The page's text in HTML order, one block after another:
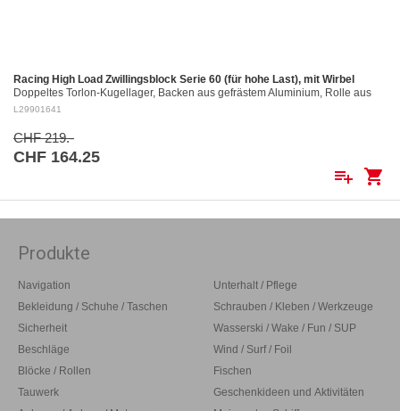
Racing High Load Zwillingsblock Serie 60 (für hohe Last), mit Wirbel
Doppeltes Torlon-Kugellager, Backen aus gefrästem Aluminium, Rolle aus
gefrästem Aluminium Ø 60 mm. Aluminiumrollen: ø 60 mm Für Tau bis: ø 12
L29901641
CHF 219.-
CHF 164.25
playlist_add shopping_cart
Produkte
Navigation
Bekleidung / Schuhe / Taschen
Sicherheit
Beschläge
Blöcke / Rollen
Tauwerk
Unterhalt / Pflege
Schrauben / Kleben / Werkzeuge
Wasserski / Wake / Fun / SUP
Wind / Surf / Foil
Fischen
Geschenkideen und Aktivitäten